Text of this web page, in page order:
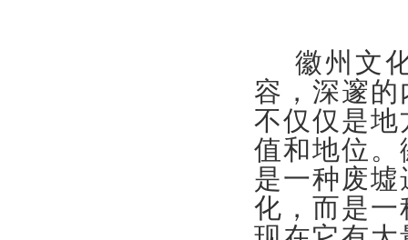
徽州文化
容，深邃
不仅仅是
值和地位
是一种废
化，而是